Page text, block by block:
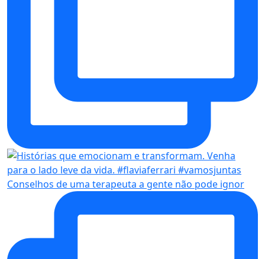
Conselhos de uma terapeuta a gente não pode ignor